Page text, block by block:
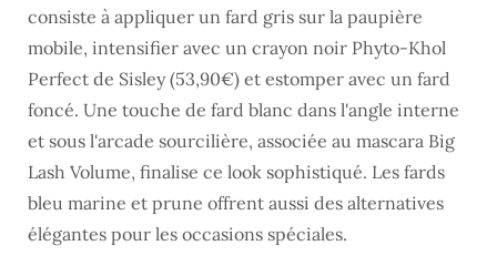
consiste à appliquer un fard gris sur la paupière
mobile, intensifier avec un crayon noir Phyto-Khol
Perfect de Sisley (53,90€) et estomper avec un fard
foncé. Une touche de fard blanc dans l'angle interne
et sous l'arcade sourcilière, associée au mascara Big
Lash Volume, finalise ce look sophistiqué. Les fards
bleu marine et prune offrent aussi des alternatives
élégantes pour les occasions spéciales.